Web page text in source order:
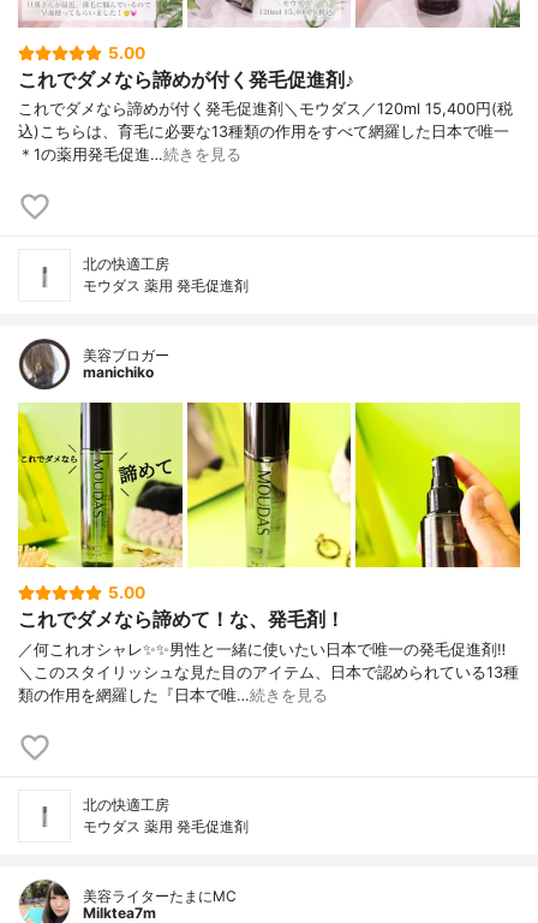
5.00
これでダメなら諦めが付く発毛促進剤♪
これでダメなら諦めが付く発毛促進剤＼モウダス／120ml 15,400円(税
込)こちらは、育毛に必要な13種類の作用をすべて網羅した日本で唯一
＊1の薬用発毛促進…続きを見る
北の快適工房
モウダス 薬用 発毛促進剤
美容ブロガー
manichiko
5.00
これでダメなら諦めて！な、発毛剤！
／何これオシャレ✨✨男性と一緒に使いたい日本で唯一の発毛促進剤‼︎
＼このスタイリッシュな見た目のアイテム、日本で認められている13種
類の作用を網羅した『日本で唯…続きを見る
北の快適工房
モウダス 薬用 発毛促進剤
美容ライターたまにMC
Milktea7m